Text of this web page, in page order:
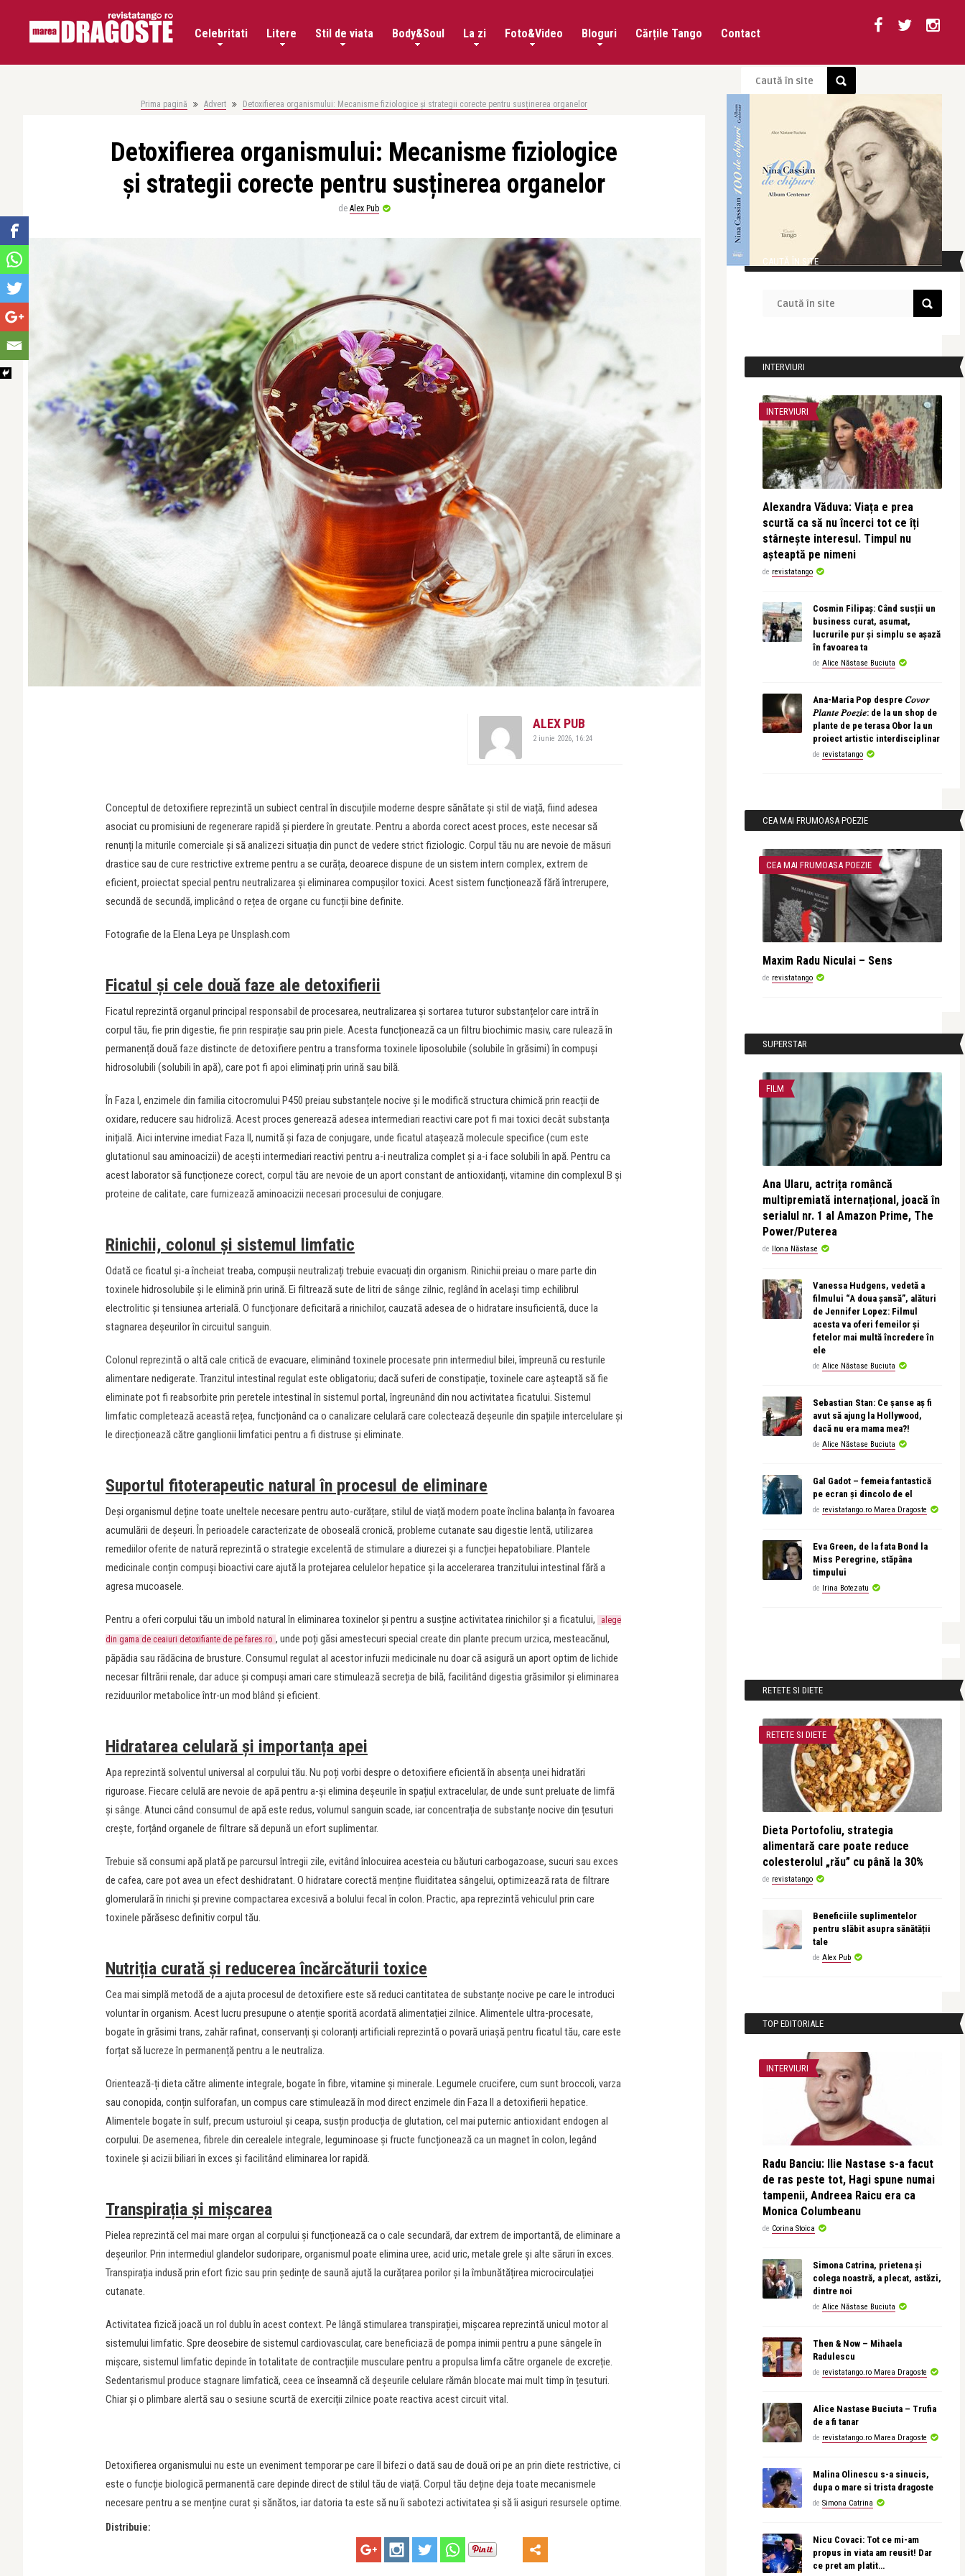
Celebritati Litere Stil de viata Body&Soul La zi Foto&Video Bloguri Cărțile Tango Contact
Prima pagină Advert Detoxifierea organismului: Mecanisme fiziologice și strategii corecte pentru susținerea organelor
Detoxifierea organismului: Mecanisme fiziologice
și strategii corecte pentru susținerea organelor
de Alex Pub
ALEX PUB
2 iunie 2026, 16:24
Conceptul de detoxifiere reprezintă un subiect central în discuțiile moderne despre sănătate și stil de viață, fiind adesea
asociat cu promisiuni de regenerare rapidă și pierdere în greutate. Pentru a aborda corect acest proces, este necesar să
renunți la miturile comerciale și să analizezi situația din punct de vedere strict fiziologic. Corpul tău nu are nevoie de măsuri
drastice sau de cure restrictive extreme pentru a se curăța, deoarece dispune de un sistem intern complex, extrem de
eficient, proiectat special pentru neutralizarea și eliminarea compușilor toxici. Acest sistem funcționează fără întrerupere,
secundă de secundă, implicând o rețea de organe cu funcții bine definite.
Fotografie de la Elena Leya pe Unsplash.com
Ficatul și cele două faze ale detoxifierii
Ficatul reprezintă organul principal responsabil de procesarea, neutralizarea și sortarea tuturor substanțelor care intră în
corpul tău, fie prin digestie, fie prin respirație sau prin piele. Acesta funcționează ca un filtru biochimic masiv, care rulează în
permanență două faze distincte de detoxifiere pentru a transforma toxinele liposolubile (solubile în grăsimi) în compuși
hidrosolubili (solubili în apă), care pot fi apoi eliminați prin urină sau bilă.
În Faza I, enzimele din familia citocromului P450 preiau substanțele nocive și le modifică structura chimică prin reacții de
oxidare, reducere sau hidroliză. Acest proces generează adesea intermediari reactivi care pot fi mai toxici decât substanța
inițială. Aici intervine imediat Faza II, numită și faza de conjugare, unde ficatul atașează molecule specifice (cum este
glutationul sau aminoacizii) de acești intermediari reactivi pentru a-i neutraliza complet și a-i face solubili în apă. Pentru ca
acest laborator să funcționeze corect, corpul tău are nevoie de un aport constant de antioxidanți, vitamine din complexul B și
proteine de calitate, care furnizează aminoacizii necesari procesului de conjugare.
Rinichii, colonul și sistemul limfatic
Odată ce ficatul și-a încheiat treaba, compușii neutralizați trebuie evacuați din organism. Rinichii preiau o mare parte din
toxinele hidrosolubile și le elimină prin urină. Ei filtrează sute de litri de sânge zilnic, reglând în același timp echilibrul
electrolitic și tensiunea arterială. O funcționare deficitară a rinichilor, cauzată adesea de o hidratare insuficientă, duce la
stagnarea deșeurilor în circuitul sanguin.
Colonul reprezintă o altă cale critică de evacuare, eliminând toxinele procesate prin intermediul bilei, împreună cu resturile
alimentare nedigerate. Tranzitul intestinal regulat este obligatoriu; dacă suferi de constipație, toxinele care așteaptă să fie
eliminate pot fi reabsorbite prin peretele intestinal în sistemul portal, îngreunând din nou activitatea ficatului. Sistemul
limfatic completează această rețea, funcționând ca o canalizare celulară care colectează deșeurile din spațiile intercelulare și
le direcționează către ganglionii limfatici pentru a fi distruse și eliminate.
Suportul fitoterapeutic natural în procesul de eliminare
Deși organismul deține toate uneltele necesare pentru auto-curățare, stilul de viață modern poate înclina balanța în favoarea
acumulării de deșeuri. În perioadele caracterizate de oboseală cronică, probleme cutanate sau digestie lentă, utilizarea
remediilor oferite de natură reprezintă o strategie excelentă de stimulare a diurezei și a funcției hepatobiliare. Plantele
medicinale conțin compuși bioactivi care ajută la protejarea celulelor hepatice și la accelerarea tranzitului intestinal fără a
agresa mucoasele.
Pentru a oferi corpului tău un imbold natural în eliminarea toxinelor și pentru a susține activitatea rinichilor și a ficatului,
alege
din gama de ceaiuri detoxifiante de pe fares.ro , unde poți găsi amestecuri special create din plante precum urzica, mesteacănul,
păpădia sau rădăcina de brusture. Consumul regulat al acestor infuzii medicinale nu doar că asigură un aport optim de lichide
necesar filtrării renale, dar aduce și compuși amari care stimulează secreția de bilă, facilitând digestia grăsimilor și eliminarea
reziduurilor metabolice într-un mod blând și eficient.
Hidratarea celulară și importanța apei
Apa reprezintă solventul universal al corpului tău. Nu poți vorbi despre o detoxifiere eficientă în absența unei hidratări
riguroase. Fiecare celulă are nevoie de apă pentru a-și elimina deșeurile în spațiul extracelular, de unde sunt preluate de limfă
și sânge. Atunci când consumul de apă este redus, volumul sanguin scade, iar concentrația de substanțe nocive din țesuturi
crește, forțând organele de filtrare să depună un efort suplimentar.
Trebuie să consumi apă plată pe parcursul întregii zile, evitând înlocuirea acesteia cu băuturi carbogazoase, sucuri sau exces
de cafea, care pot avea un efect deshidratant. O hidratare corectă menține fluiditatea sângelui, optimizează rata de filtrare
glomerulară în rinichi și previne compactarea excesivă a bolului fecal în colon. Practic, apa reprezintă vehiculul prin care
toxinele părăsesc definitiv corpul tău.
Nutriția curată și reducerea încărcăturii toxice
Cea mai simplă metodă de a ajuta procesul de detoxifiere este să reduci cantitatea de substanțe nocive pe care le introduci
voluntar în organism. Acest lucru presupune o atenție sporită acordată alimentației zilnice. Alimentele ultra-procesate,
bogate în grăsimi trans, zahăr rafinat, conservanți și coloranți artificiali reprezintă o povară uriașă pentru ficatul tău, care este
forțat să lucreze în permanență pentru a le neutraliza.
Orientează-ți dieta către alimente integrale, bogate în fibre, vitamine și minerale. Legumele crucifere, cum sunt broccoli, varza
sau conopida, conțin sulforafan, un compus care stimulează în mod direct enzimele din Faza II a detoxifierii hepatice.
Alimentele bogate în sulf, precum usturoiul și ceapa, susțin producția de glutation, cel mai puternic antioxidant endogen al
corpului. De asemenea, fibrele din cerealele integrale, leguminoase și fructe funcționează ca un magnet în colon, legând
toxinele și acizii biliari în exces și facilitând eliminarea lor rapidă.
Transpirația și mișcarea
Pielea reprezintă cel mai mare organ al corpului și funcționează ca o cale secundară, dar extrem de importantă, de eliminare a
deșeurilor. Prin intermediul glandelor sudoripare, organismul poate elimina uree, acid uric, metale grele și alte săruri în exces.
Transpirația indusă prin efort fizic sau prin ședințe de saună ajută la curățarea porilor și la îmbunătățirea microcirculației
cutanate.
Activitatea fizică joacă un rol dublu în acest context. Pe lângă stimularea transpirației, mișcarea reprezintă unicul motor al
sistemului limfatic. Spre deosebire de sistemul cardiovascular, care beneficiază de pompa inimii pentru a pune sângele în
mișcare, sistemul limfatic depinde în totalitate de contracțiile musculare pentru a propulsa limfa către organele de excreție.
Sedentarismul produce stagnare limfatică, ceea ce înseamnă că deșeurile celulare rămân blocate mai mult timp în țesuturi.
Chiar și o plimbare alertă sau o sesiune scurtă de exerciții zilnice poate reactiva acest circuit vital.
Detoxifierea organismului nu este un eveniment temporar pe care îl bifezi o dată sau de două ori pe an prin diete restrictive, ci
este o funcție biologică permanentă care depinde direct de stilul tău de viață. Corpul tău deține deja toate mecanismele
necesare pentru a se menține curat și sănătos, iar datoria ta este să nu îi sabotezi activitatea și să îi asiguri resursele optime.
Distribuie:
CAUTĂ ÎN SITE
INTERVIURI
INTERVIURI
Alexandra Văduva: Viața e prea
scurtă ca să nu încerci tot ce îți
stârnește interesul. Timpul nu
așteaptă pe nimeni
de revistatango
Cosmin Filipaș: Când susții un
business curat, asumat,
lucrurile pur și simplu se așază
în favoarea ta
de Alice Năstase Buciuta
Ana-Maria Pop despre 𝐶𝑜𝑣𝑜𝑟
𝑃𝑙𝑎𝑛𝑡𝑒 𝑃𝑜𝑒𝑧𝑖𝑒: de la un shop de
plante de pe terasa Obor la un
proiect artistic interdisciplinar
de revistatango
CEA MAI FRUMOASA POEZIE
CEA MAI FRUMOASA POEZIE
Maxim Radu Niculai – Sens
de revistatango
SUPERSTAR
FILM
Ana Ularu, actrița româncă
multipremiată internațional, joacă în
serialul nr. 1 al Amazon Prime, The
Power/Puterea
de Ilona Năstase
Vanessa Hudgens, vedetă a
filmului “A doua șansă”, alături
de Jennifer Lopez: Filmul
acesta va oferi femeilor și
fetelor mai multă încredere în
ele
de Alice Năstase Buciuta
Sebastian Stan: Ce șanse aș fi
avut să ajung la Hollywood,
dacă nu era mama mea?!
de Alice Năstase Buciuta
Gal Gadot – femeia fantastică
pe ecran și dincolo de el
de revistatango.ro Marea Dragoste
Eva Green, de la fata Bond la
Miss Peregrine, stăpâna
timpului
de Irina Botezatu
RETETE SI DIETE
RETETE SI DIETE
Dieta Portofoliu, strategia
alimentară care poate reduce
colesterolul „rău” cu până la 30%
de revistatango
Beneficiile suplimentelor
pentru slăbit asupra sănătății
tale
de Alex Pub
TOP EDITORIALE
INTERVIURI
Radu Banciu: Ilie Nastase s-a facut
de ras peste tot, Hagi spune numai
tampenii, Andreea Raicu era ca
Monica Columbeanu
de Corina Stoica
Simona Catrina, prietena și
colega noastră, a plecat, astăzi,
dintre noi
de Alice Năstase Buciuta
Then & Now – Mihaela
Radulescu
de revistatango.ro Marea Dragoste
Alice Nastase Buciuta – Trufia
de a fi tanar
de revistatango.ro Marea Dragoste
Malina Olinescu s-a sinucis,
dupa o mare si trista dragoste
de Simona Catrina
Nicu Covaci: Tot ce mi-am
propus in viata am reusit! Dar
ce pret am platit…